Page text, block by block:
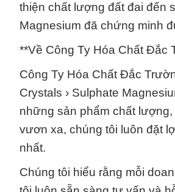
thiện chất lượng đất đai đến
Magnesium đã chứng minh
**Về Công Ty Hóa Chất Đắc
Công Ty Hóa Chất Đắc
Crystals › Sulphate
những sản phẩm chất
vươn xa, chúng tôi luôn đặt
nhất.
Chúng tôi hiểu rằng mỗi